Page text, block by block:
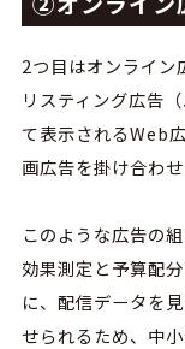
2つ目はオンライン
リスティング広告
て表示されるWeb
画広告を掛け合わ
このような広告の
効果測定と予算配
に、配信データを
せられるため、中